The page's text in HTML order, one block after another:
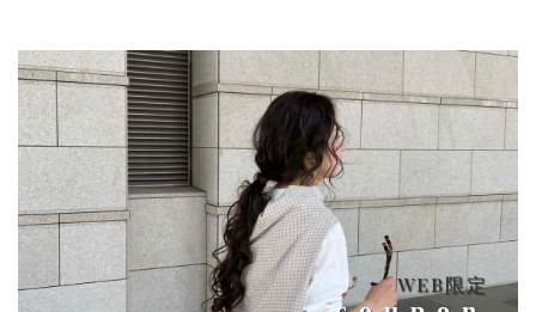
WEB限定